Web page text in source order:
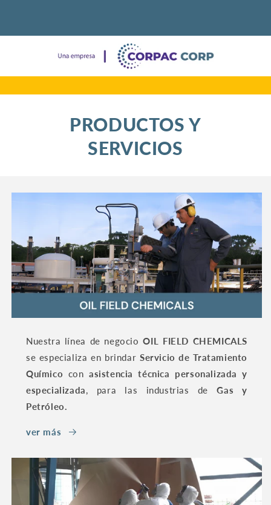
PRODUCTOS Y
SERVICIOS
Nuestra línea de negocioOIL FIELD CHEMICALS
se especializa en brindar Servicio de Tratamiento
Químico con asistencia técnica personalizada y
especializada, para las industrias deGas y
Petróleo.
ver más